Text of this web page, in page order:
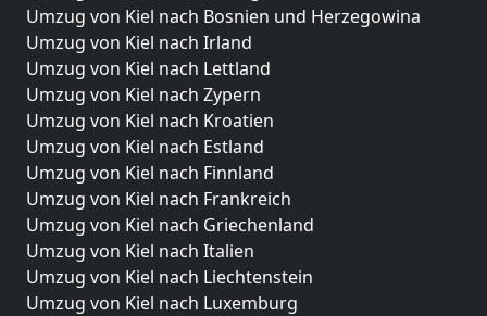
Umzug von Kiel nach Bosnien und Herzegowina
Umzug von Kiel nach Irland
Umzug von Kiel nach Lettland
Umzug von Kiel nach Zypern
Umzug von Kiel nach Kroatien
Umzug von Kiel nach Estland
Umzug von Kiel nach Finnland
Umzug von Kiel nach Frankreich
Umzug von Kiel nach Griechenland
Umzug von Kiel nach Italien
Umzug von Kiel nach Liechtenstein
Umzug von Kiel nach Luxemburg